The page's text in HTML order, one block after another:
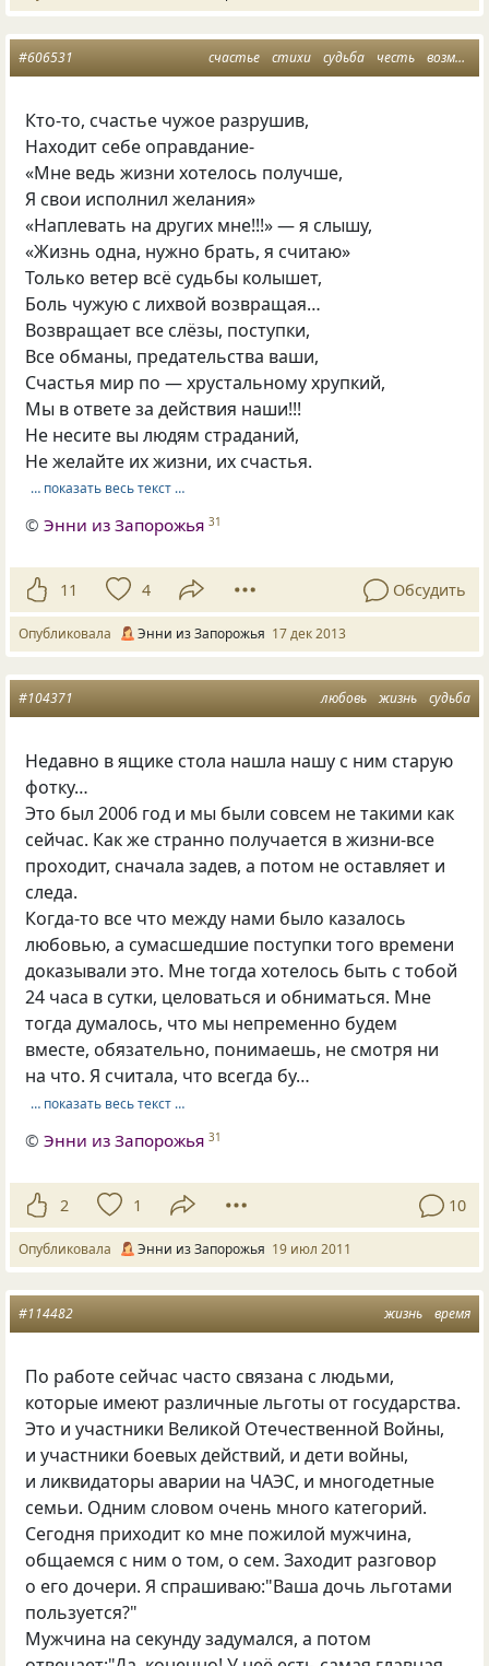
счастье стихи судьба честь возмездие
#606531
Кто-то, счастье чужое разрушив,
Находит себе оправдание-
«Мне ведь жизни хотелось получше,
Я свои исполнил желания»
«Наплевать на других мне!!!» — я слышу,
«Жизнь одна, нужно брать, я считаю»
Только ветер всё судьбы колышет,
Боль чужую с лихвой возвращая…
Возвращает все слёзы, поступки,
Все обманы, предательства ваши,
Счастья мир по — хрустальному хрупкий,
Мы в ответе за действия наши!!!
Не несите вы людям страданий,
Не желайте их жизни, их счастья.
… показать весь текст …
©Энни из Запорожья 31
11 4 Обсудить
Опубликовала Энни из Запорожья 17 дек 2013
любовь жизнь судьба
#104371
Недавно в ящике стола нашла нашу с ним старую
фотку…
Это был 2006 год и мы были совсем не такими как
сейчас. Как же странно получается в жизни-все
проходит, сначала задев, а потом не оставляет и
следа.
Когда-то все что между нами было казалось
любовью, а сумасшедшие поступки того времени
доказывали это. Мне тогда хотелось быть с тобой
24 часа в сутки, целоваться и обниматься. Мне
тогда думалось, что мы непременно будем
вместе, обязательно, понимаешь, не смотря ни
на что. Я считала, что всегда бу…
… показать весь текст …
©Энни из Запорожья 31
2 1 10
Опубликовала Энни из Запорожья 19 июл 2011
жизнь время
#114482
По работе сейчас часто связана с людьми,
которые имеют различные льготы от государства.
Это и участники Великой Отечественной Войны,
и участники боевых действий, и дети войны,
и ликвидаторы аварии на ЧАЭС, и многодетные
семьи. Одним словом очень много категорий.
Сегодня приходит ко мне пожилой мужчина,
общаемся с ним о том, о сем. Заходит разговор
о его дочери. Я спрашиваю:"Ваша дочь льготами
пользуется?"
Мужчина на секунду задумался, а потом